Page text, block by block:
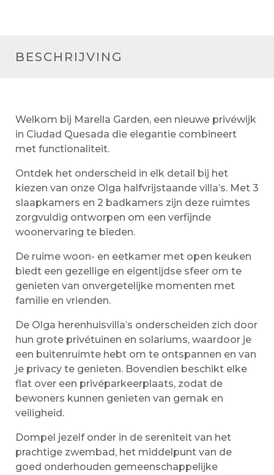
BESCHRIJVING
Welkom bij Marella Garden, een nieuwe privéwijk
in Ciudad Quesada die elegantie combineert
met functionaliteit.
Ontdek het onderscheid in elk detail bij het
kiezen van onze Olga halfvrijstaande villa’s. Met 3
slaapkamers en 2 badkamers zijn deze ruimtes
zorgvuldig ontworpen om een verfijnde
woonervaring te bieden.
De ruime woon- en eetkamer met open keuken
biedt een gezellige en eigentijdse sfeer om te
genieten van onvergetelijke momenten met
familie en vrienden.
De Olga herenhuisvilla’s onderscheiden zich door
hun grote privétuinen en solariums, waardoor je
een buitenruimte hebt om te ontspannen en van
je privacy te genieten. Bovendien beschikt elke
flat over een privéparkeerplaats, zodat de
bewoners kunnen genieten van gemak en
veiligheid.
Dompel jezelf onder in de sereniteit van het
prachtige zwembad, het middelpunt van de
goed onderhouden gemeenschappelijke